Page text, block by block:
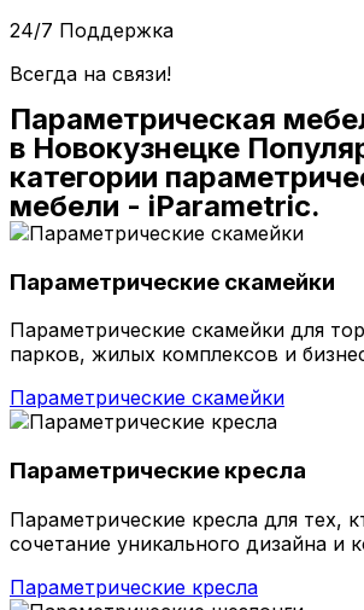
24/7 Поддержка
Всегда на связи!
Параметрическая
в Новокузнецке
категории
мебели - iParametric.
Параметрические скамейки
Параметрические скамейки для
парков, жилых комплексов и
Параметрические скамейки
Параметрические кресла
Параметрические кресла для тех,
сочетание уникального дизайна и
Параметрические кресла